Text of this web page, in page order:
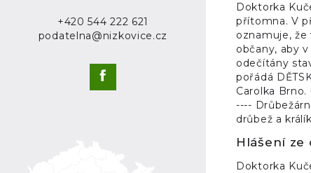
+420 544 222 621
podatelna@nizkovice.cz
Doktorka
přítomna. V
oznamuje,
občany, aby
odečítány
pořádá
Carolka
----
drůbež a
Hlášení ze
Doktorka